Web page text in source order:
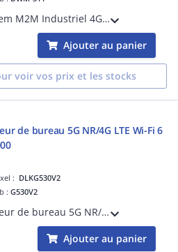
Modem M2M Industriel 4G LTE Cat. 4 2 antennes LTE externes - 1 port LAN GE - Débit LTE descendant/montant : 150 Mbps/50 Mbps - un emplacement SIM - Client OpenVPN - Température étendue -30°C à +60°C
Ajouter au panier
voir vos prix et les stocks
de bureau 5G NR/4G LTE Wi-Fi 6
: DLKG530V2
:G530V2
Routeur de bureau 5G NR/4G LTE Wi-Fi 6 AX3000 1 port LAN Giga - 1 port WAN Giga - Wi-Fi AX3000 - Fonctionne avec n'importe quel opérateur Débit descendant/montant : 2.6 GBps/900 Mbps (Mode 5G SA)
Ajouter au panier